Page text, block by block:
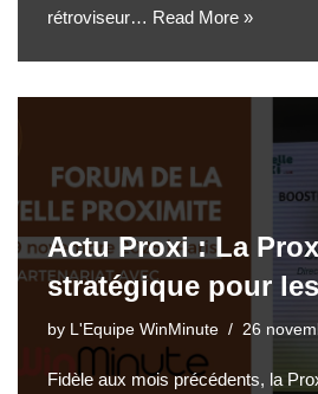
rétroviseur… Read More »
Actu Proxi : La
stratégique pour
by L'Equipe WinMinute 26
Fidèle aux mois précédents, la